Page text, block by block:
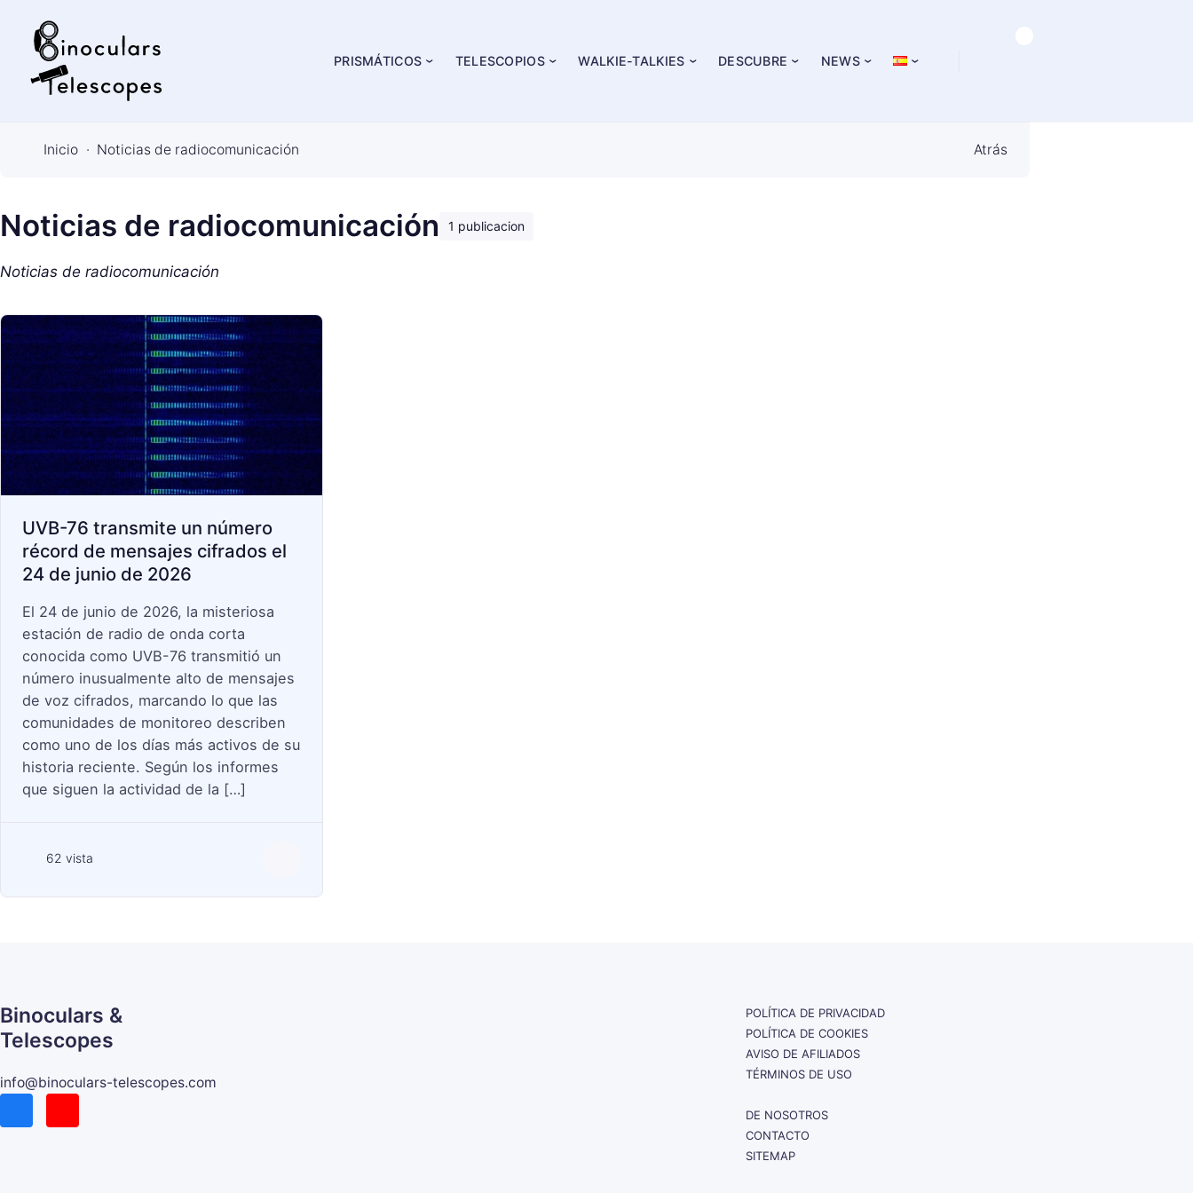
u
r
s
&
T
e
e
s
o
p
e
s
PRISMÁTICOS TELESCOPIOS WALKIE-TALKIES DESCUBRE NEWS
Inicio Noticias de radiocomunicación Atrás
Noticias de radiocomunicación 1 publicacion
Noticias de radiocomunicación
UVB-76 transmite un número
récord de mensajes cifrados el
24 de junio de 2026
El 24 de junio de 2026, la misteriosa
estación de radio de onda corta
conocida como UVB-76 transmitió un
número inusualmente alto de mensajes
de voz cifrados, marcando lo que las
comunidades de monitoreo describen
como uno de los días más activos de su
historia reciente. Según los informes
que siguen la actividad de la […]
62 vista
Binoculars &
Telescopes
info@binoculars-telescopes.com
POLÍTICA DE PRIVACIDAD
POLÍTICA DE COOKIES
AVISO DE AFILIADOS
TÉRMINOS DE USO
DE NOSOTROS
CONTACTO
SITEMAP